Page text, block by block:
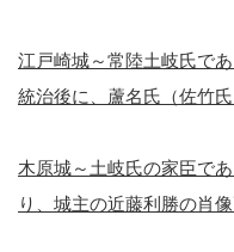
江戸崎城～常陸土岐氏で
統治後に、蘆名氏（佐竹
木原城～土岐氏の家臣で
り、城主の近藤利勝の肖